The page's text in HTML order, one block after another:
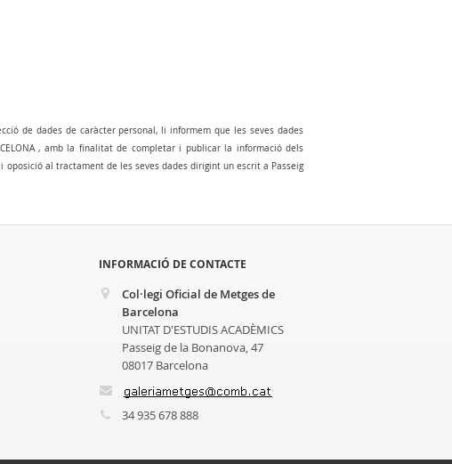
de dades de caràcter personal, li informem que les seves dades
, amb la finalitat de completar i publicar la informació dels
oposició al tractament de les seves dades dirigint un escrit a Passeig
INFORMACIÓ DE CONTACTE
Col·legi Oficial de Metges de
Barcelona
UNITAT D'ESTUDIS ACADÈMICS
Passeig de la Bonanova, 47
08017 Barcelona
34 935 678 888